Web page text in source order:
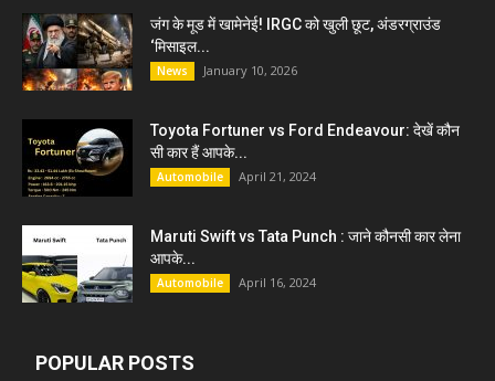
जंग के मूड में खामेनेई! IRGC को खुली छूट, अंडरग्राउंड
‘मिसाइल...
News January 10, 2026
Toyota Fortuner vs Ford Endeavour: देखें कौन
सी कार हैं आपके...
Automobile April 21, 2024
Maruti Swift vs Tata Punch : जाने कौनसी कार लेना
आपके...
Automobile April 16, 2024
POPULAR POSTS